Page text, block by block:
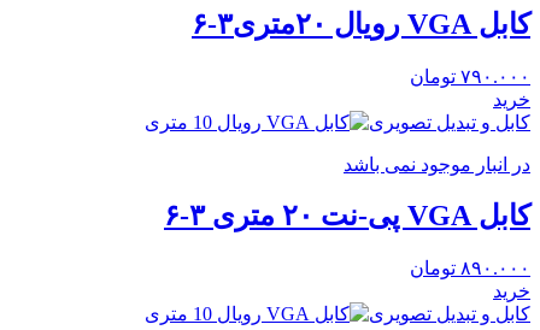
کابل VGA رویال ۲۰متری۳-۶
۷۹۰.۰۰۰ تومان
خرید
کابل و تبدیل تصویری
در انبار موجود نمی باشد
کابل VGA پی-نت ۲۰ متری ۳-۶
۸۹۰.۰۰۰ تومان
خرید
کابل و تبدیل تصویری